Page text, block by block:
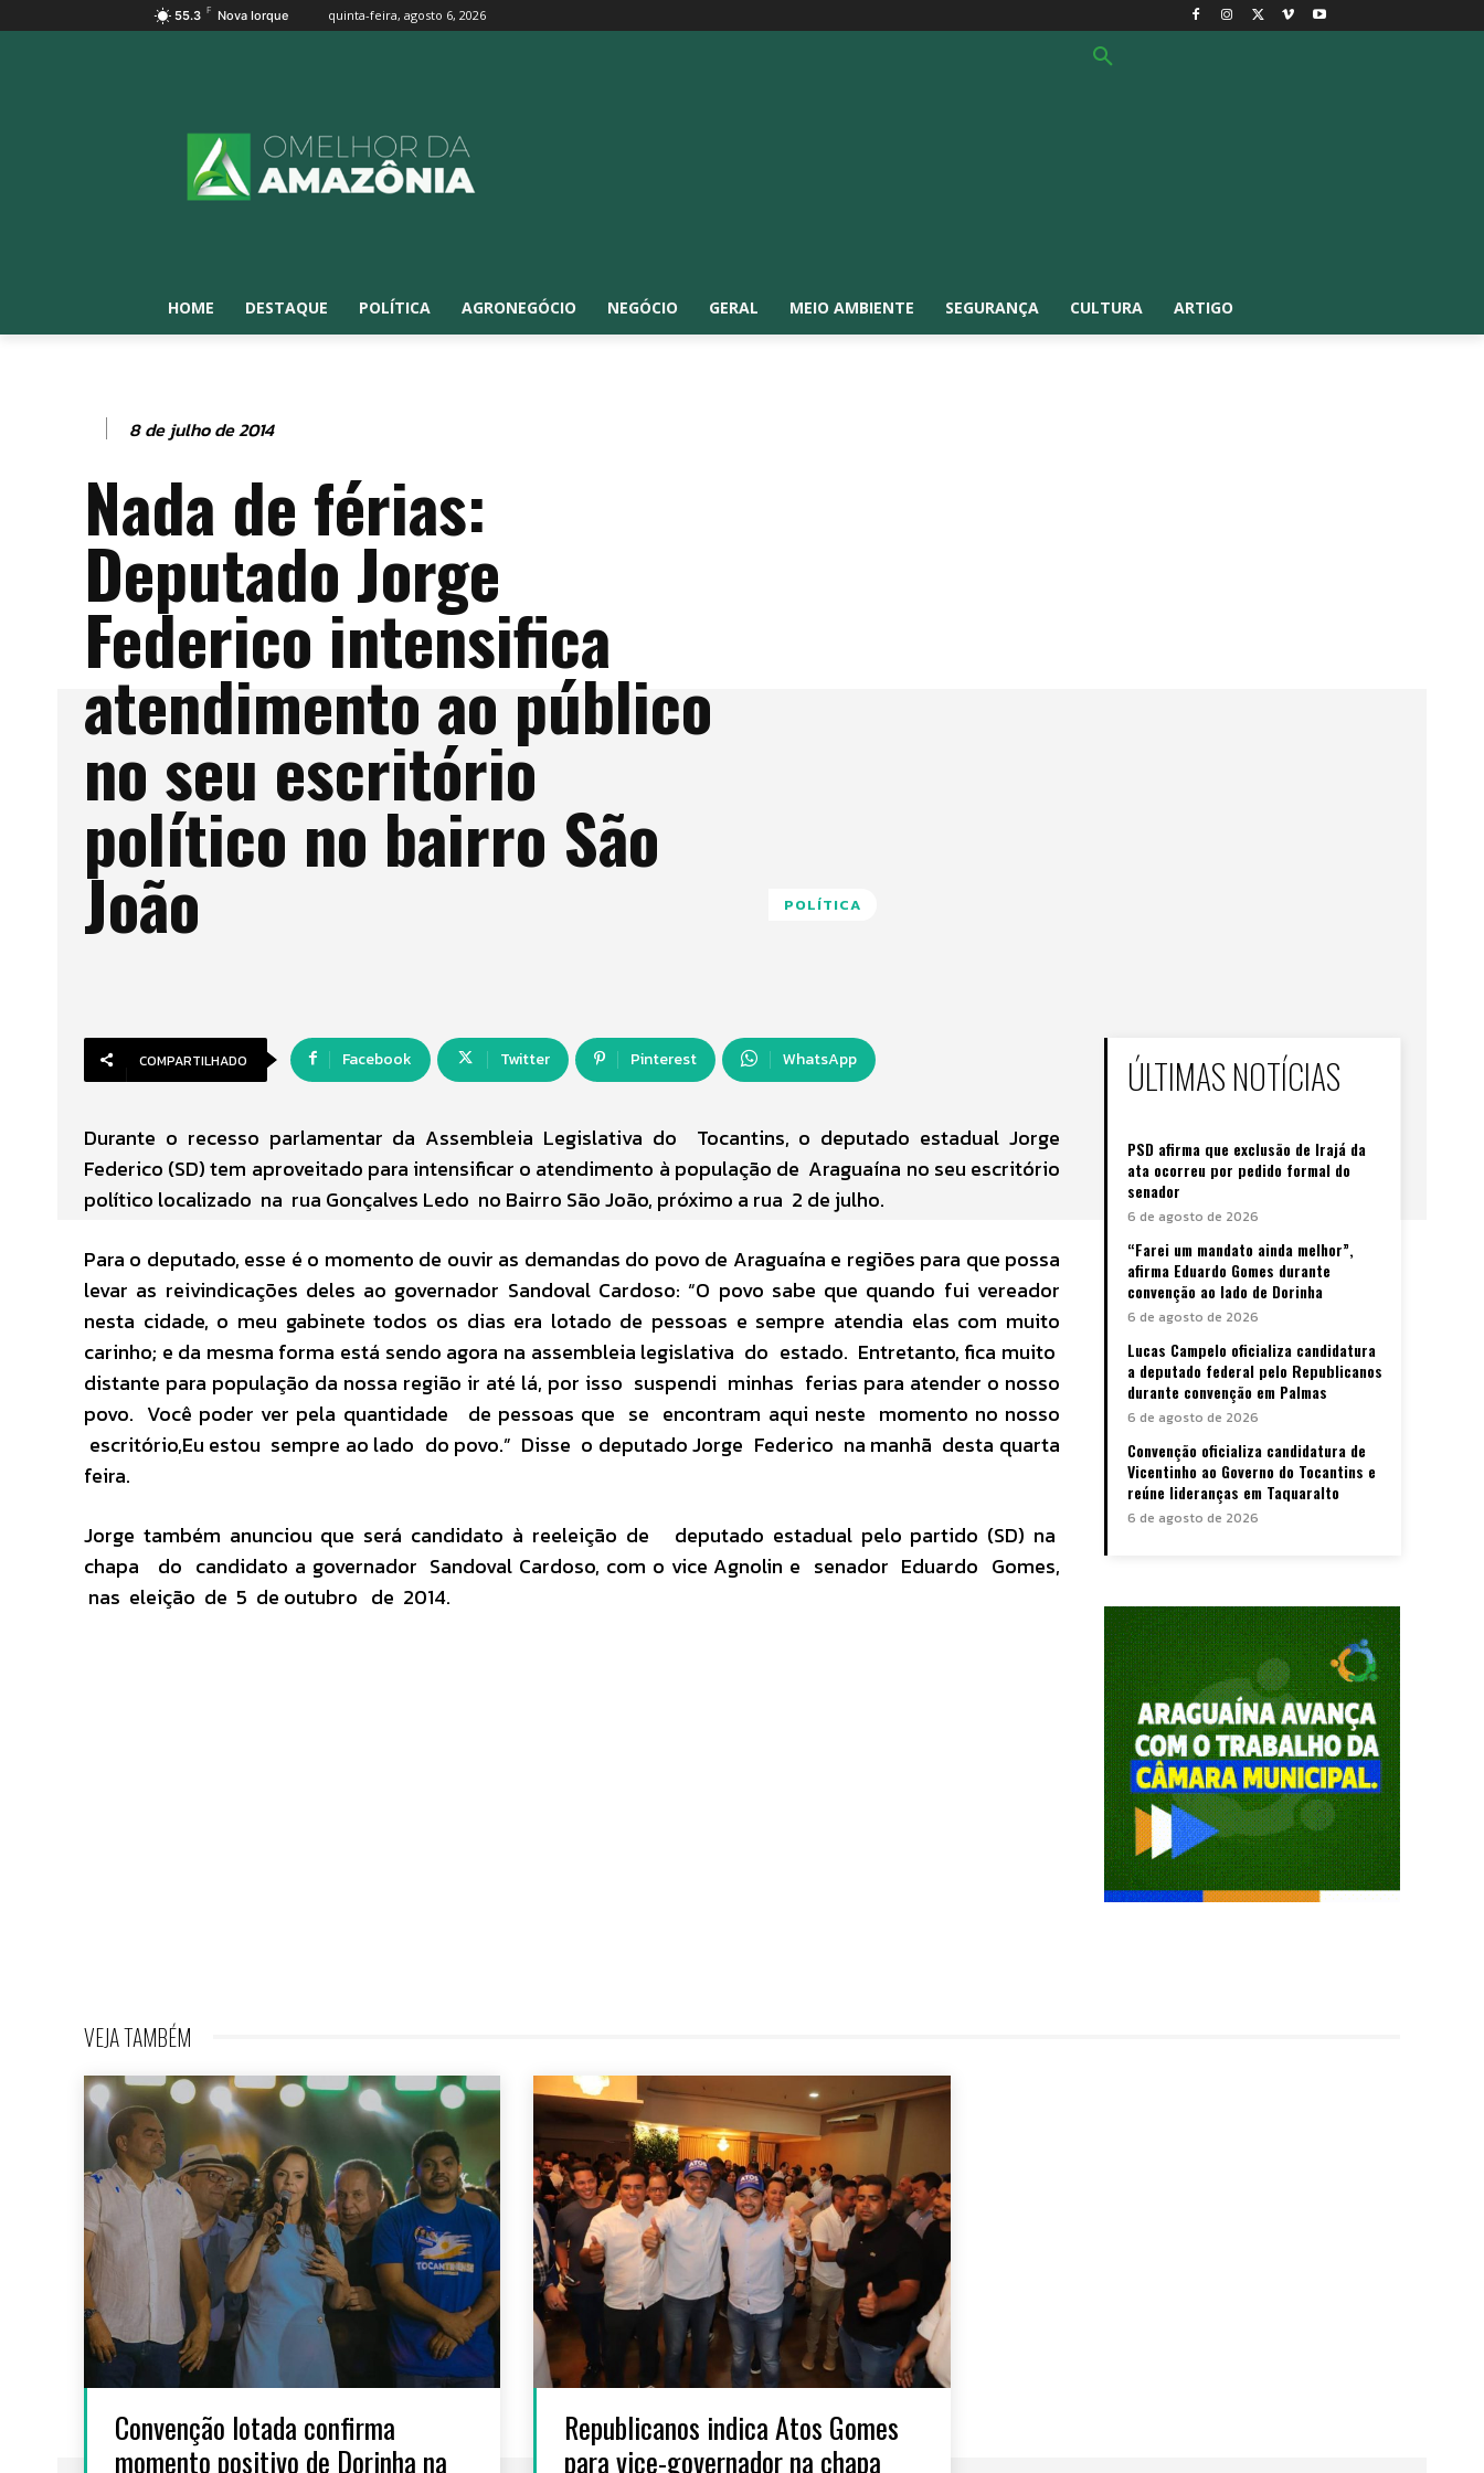
55.3 F Nova Iorque quinta-feira, agosto 6, 2026
HOME DESTAQUE POLÍTICA AGRONEGÓCIO NEGÓCIO GERAL MEIO AMBIENTE SEGURANÇA CULTURA ARTIGO
8 de julho de 2014
Nada de férias:
Deputado Jorge
Federico intensifica
atendimento ao público
no seu escritório
político no bairro São
João POLÍTICA
COMPARTILHADO Facebook Twitter Pinterest WhatsApp
Durante o recesso parlamentar da Assembleia Legislativa do Tocantins, o deputado estadual Jorge
Federico (SD) tem aproveitado para intensificar o atendimento à população de Araguaína no seu escritório
político localizado na rua Gonçalves Ledo no Bairro São João, próximo a rua 2 de julho.
Para o deputado, esse é o momento de ouvir as demandas do povo de Araguaína e regiões para que possa
levar as reivindicações deles ao governador Sandoval Cardoso: “O povo sabe que quando fui vereador
nesta cidade, o meu gabinete todos os dias era lotado de pessoas e sempre atendia elas com muito
carinho; e da mesma forma está sendo agora na assembleia legislativa do estado. Entretanto, fica muito
distante para população da nossa região ir até lá, por isso suspendi minhas ferias para atender o nosso
povo. Você poder ver pela quantidade de pessoas que se encontram aqui neste momento no nosso
escritório,Eu estou sempre ao lado do povo.” Disse o deputado Jorge Federico na manhã desta quarta
feira.
Jorge também anunciou que será candidato à reeleição de deputado estadual pelo partido (SD) na
chapa do candidato a governador Sandoval Cardoso, com o vice Agnolin e senador Eduardo Gomes,
nas eleição de 5 de outubro de 2014.
ÚLTIMAS NOTÍCIAS
PSD afirma que exclusão de Irajá da
ata ocorreu por pedido formal do
senador
6 de agosto de 2026
“Farei um mandato ainda melhor”,
afirma Eduardo Gomes durante
convenção ao lado de Dorinha
6 de agosto de 2026
Lucas Campelo oficializa candidatura
a deputado federal pelo Republicanos
durante convenção em Palmas
6 de agosto de 2026
Convenção oficializa candidatura de
Vicentinho ao Governo do Tocantins e
reúne lideranças em Taquaralto
6 de agosto de 2026
VEJA TAMBÉM
Convenção lotada confirma
momento positivo de Dorinha na
Republicanos indica Atos Gomes
para vice-governador na chapa